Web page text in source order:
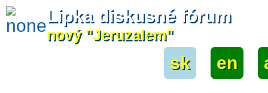
Lipka diskusné fórum
nový "Jeruzalem"
sk en